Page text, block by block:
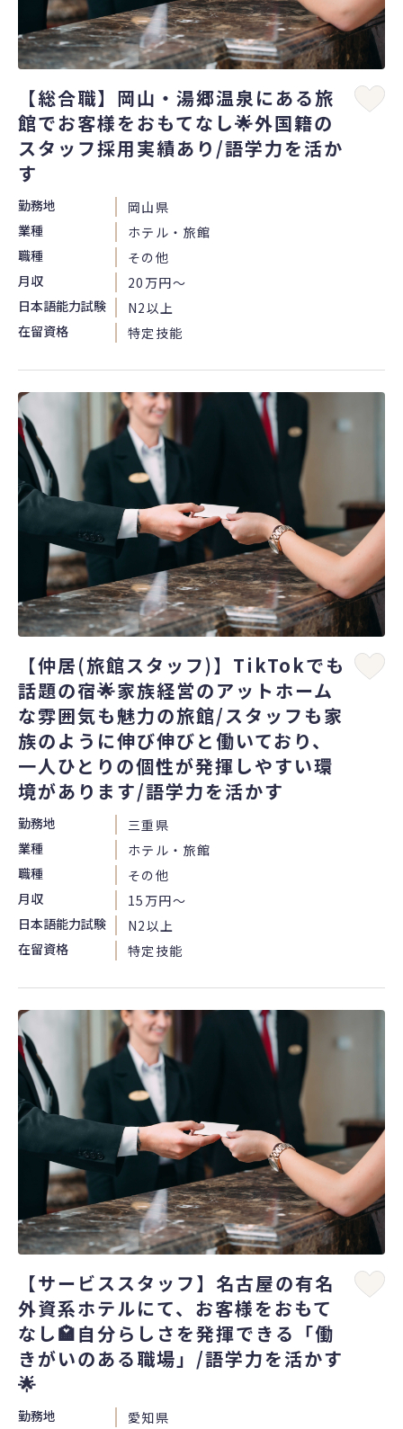
【総合職】岡山・湯郷温泉にある旅
館でお客様をおもてなし🌟外国籍の
スタッフ採用実績あり/語学力を活か
す
勤務地
岡山県
業種
ホテル・旅館
職種
その他
月収
20万円〜
日本語能力試験
N2以上
在留資格
特定技能
【仲居(旅館スタッフ)】TikTokでも
話題の宿🌟家族経営のアットホーム
な雰囲気も魅力の旅館/スタッフも家
族のように伸び伸びと働いており、
一人ひとりの個性が発揮しやすい環
境があります/語学力を活かす
勤務地
三重県
業種
ホテル・旅館
職種
その他
月収
15万円〜
日本語能力試験
N2以上
在留資格
特定技能
【サービススタッフ】名古屋の有名
外資系ホテルにて、お客様をおもて
なし🏩自分らしさを発揮できる「働
きがいのある職場」/語学力を活かす
🌟
勤務地
愛知県